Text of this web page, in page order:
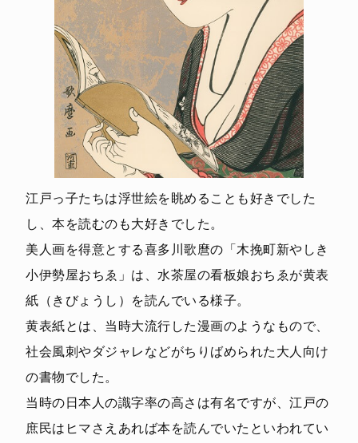
江戸っ子たちは浮世絵を眺めることも好きでした
し、本を読むのも大好きでした。
美人画を得意とする喜多川歌麿の「木挽町新やしき
小伊勢屋おちゑ」は、水茶屋の看板娘おちゑが黄表
紙（きびょうし）を読んでいる様子。
黄表紙とは、当時大流行した漫画のようなもので、
社会風刺やダジャレなどがちりばめられた大人向け
の書物でした。
当時の日本人の識字率の高さは有名ですが、江戸の
庶民はヒマさえあれば本を読んでいたといわれてい